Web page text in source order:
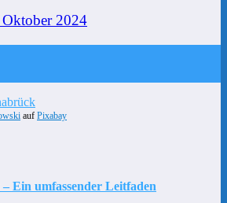
2024
auf Pixabay
Ein umfassender Leitfaden